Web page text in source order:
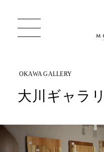
店
大川ギャラ